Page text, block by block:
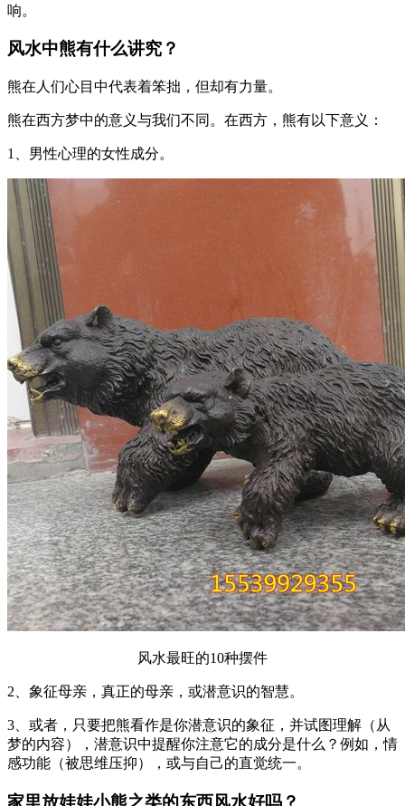
响。
风水中熊有什么讲究？
熊在人们心目中代表着笨拙，但却有力量。
熊在西方梦中的意义与我们不同。在西方，熊有以下意义：
1、男性心理的女性成分。
风水最旺的10种摆件
2、象征母亲，真正的母亲，或潜意识的智慧。
3、或者，只要把熊看作是你潜意识的象征，并试图理解（从
梦的内容），潜意识中提醒你注意它的成分是什么？例如，情
感功能（被思维压抑），或与自己的直觉统一。
家里放娃娃小熊之类的东西风水好吗？